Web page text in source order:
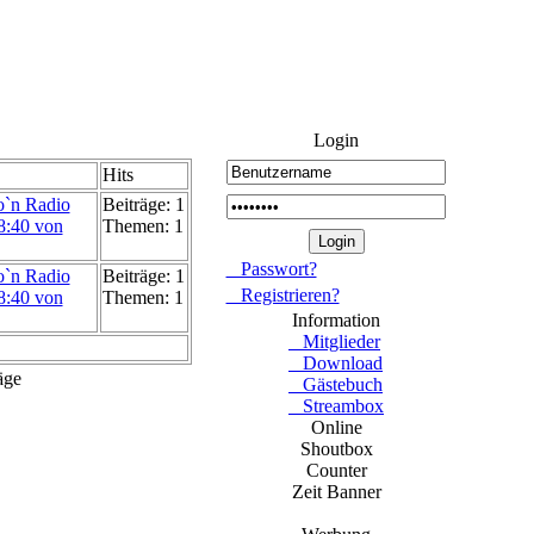
Hits
Radio
von
Beiträge: 1
Themen: 1
Radio
von
Beiträge: 1
Themen: 1
Login
Passwort?
Registrieren?
Information
Mitglieder
Download
Gästebuch
Streambox
Online
Shoutbox
Counter
Zeit Banner